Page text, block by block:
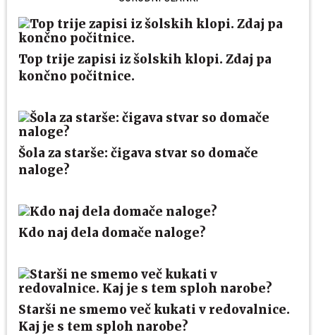
Top trije zapisi iz šolskih klopi. Zdaj pa
končno počitnice.
Šola za starše: čigava stvar so domače
naloge?
Kdo naj dela domače naloge?
Starši ne smemo več kukati v redovalnice.
Kaj je s tem sploh narobe?